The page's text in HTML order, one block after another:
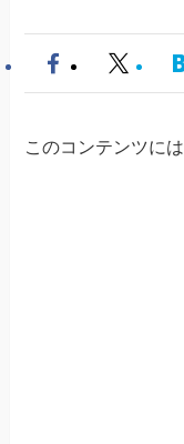
このコンテンツには